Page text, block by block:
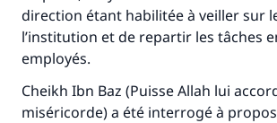
direction étant habilitée à veiller sur
l’institution et de repartir les tâches
employés.
Cheikh Ibn Baz (Puisse Allah lui
miséricorde) a été interrogé à propos